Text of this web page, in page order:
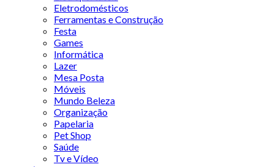
Eletrodomésticos
Ferramentas e Construção
Festa
Games
Informática
Lazer
Mesa Posta
Móveis
Mundo Beleza
Organização
Papelaria
Pet Shop
Saúde
Tv e Vídeo